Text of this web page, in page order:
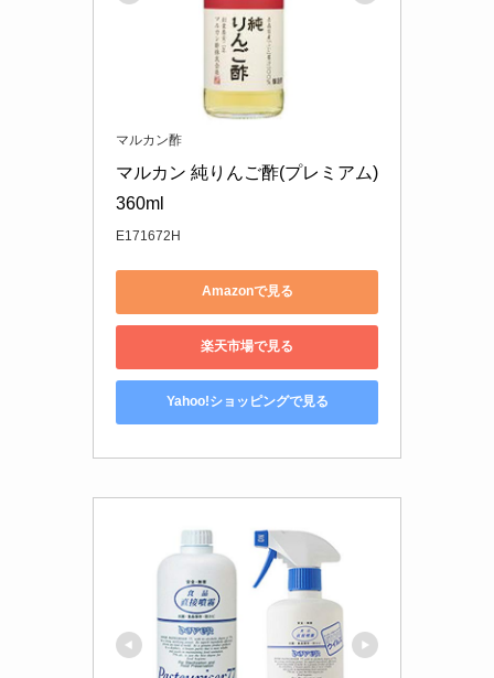
マルカン酢
マルカン 純りんご酢(プレミアム)
360ml
E171672H
Amazonで見る
楽天市場で見る
Yahoo!ショッピングで見る